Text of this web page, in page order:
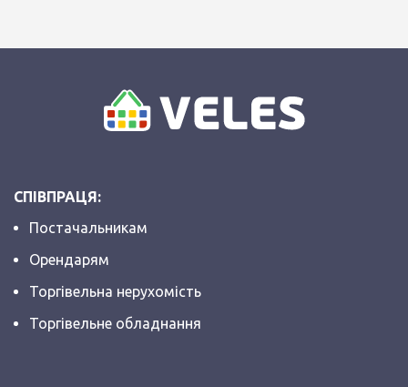
СПІВПРАЦЯ:
Постачальникам
Орендарям
Торгівельна нерухомість
Торгівельне обладнання